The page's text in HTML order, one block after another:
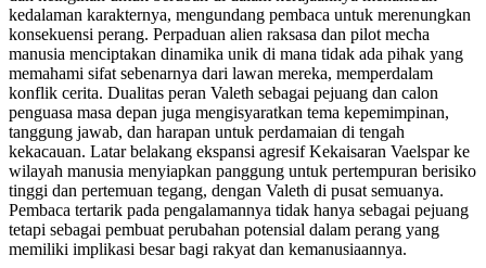
kedalaman karakternya, mengundang pembaca untuk merenungkan
konsekuensi perang. Perpaduan alien raksasa dan pilot mecha
manusia menciptakan dinamika unik di mana tidak ada pihak yang
memahami sifat sebenarnya dari lawan mereka, memperdalam
konflik cerita. Dualitas peran Valeth sebagai pejuang dan calon
penguasa masa depan juga mengisyaratkan tema kepemimpinan,
tanggung jawab, dan harapan untuk perdamaian di tengah
kekacauan. Latar belakang ekspansi agresif Kekaisaran Vaelspar ke
wilayah manusia menyiapkan panggung untuk pertempuran berisiko
tinggi dan pertemuan tegang, dengan Valeth di pusat semuanya.
Pembaca tertarik pada pengalamannya tidak hanya sebagai pejuang
tetapi sebagai pembuat perubahan potensial dalam perang yang
memiliki implikasi besar bagi rakyat dan kemanusiaannya.